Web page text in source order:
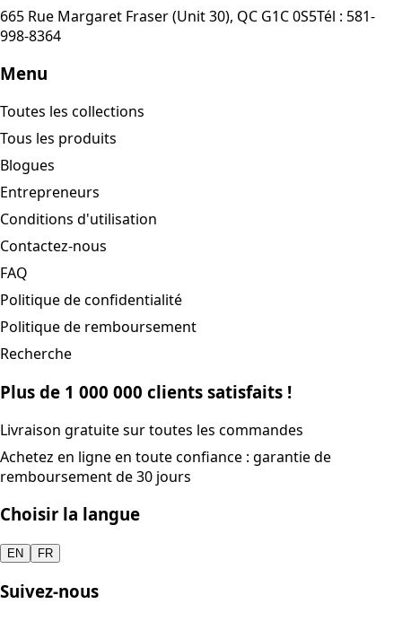
665 Rue Margaret Fraser (Unit 30), QC G1C 0S5Tél : 581-
998-8364
Menu
Toutes les collections
Tous les produits
Blogues
Entrepreneurs
Conditions d'utilisation
Contactez-nous
FAQ
Politique de confidentialité
Politique de remboursement
Recherche
Plus de 1 000 000 clients satisfaits !
Livraison gratuite sur toutes les commandes
Achetez en ligne en toute confiance : garantie de
remboursement de 30 jours
Choisir la langue
EN FR
Suivez-nous